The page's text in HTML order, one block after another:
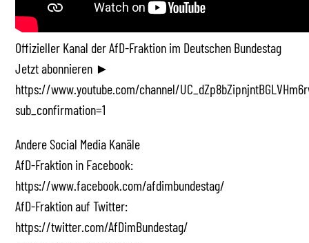
Offizieller Kanal der AfD-Fraktion im Deutschen Bundestag
Jetzt abonnieren ►
https://www.youtube.com/channel/
sub_confirmation=1
Andere Social Media Kanäle
AfD-Fraktion in Facebook:
https://www.facebook.com/afdimbundestag/
AfD-Fraktion auf Twitter:
https://twitter.com/AfDimBundestag/